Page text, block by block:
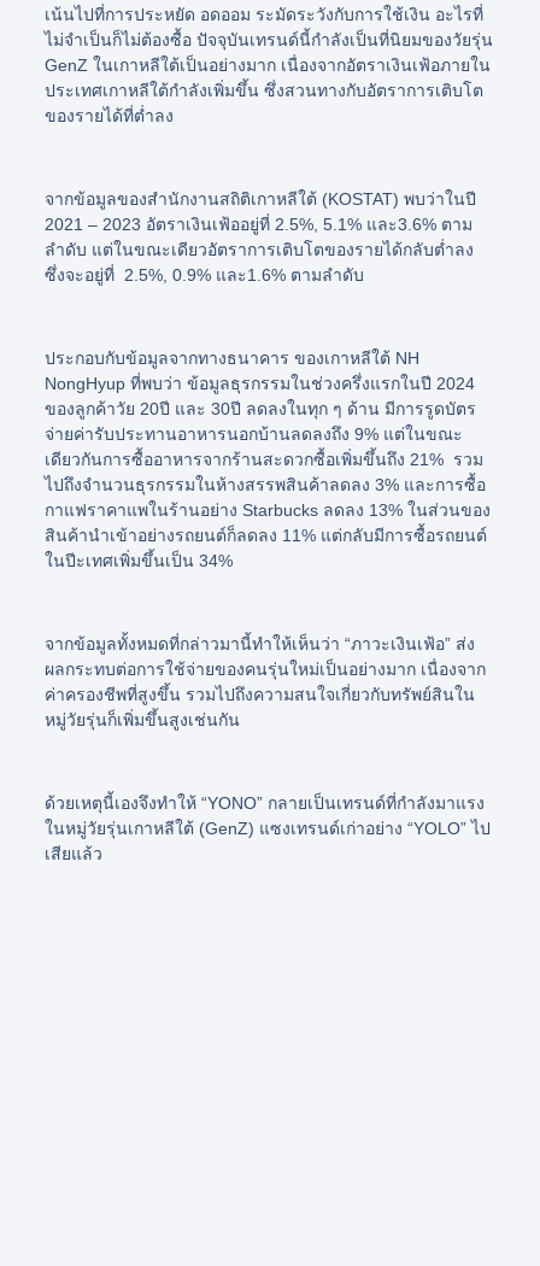
เน้นไปที่การประหยัด อดออม ระมัดระวังกับการใช้เงิน อะไรที่
ไม่จำเป็นก็ไม่ต้องซื้อ ปัจจุบันเทรนด์นี้กำลังเป็นที่นิยมของวัยรุ่น
GenZ ในเกาหลีใต้เป็นอย่างมาก เนื่องจากอัตราเงินเฟ้อภายใน
ประเทศเกาหลีใต้กำลังเพิ่มขึ้น ซึ่งสวนทางกับอัตราการเติบโต
ของรายได้ที่ต่ำลง
จากข้อมูลของสำนักงานสถิติเกาหลีใต้ (KOSTAT) พบว่าในปี
2021 – 2023 อัตราเงินเฟ้ออยู่ที่ 2.5%, 5.1% และ3.6% ตาม
ลำดับ แต่ในขณะเดียวอัตราการเติบโตของรายได้กลับต่ำลง
ซึ่งจะอยู่ที่ 2.5%, 0.9% และ1.6% ตามลำดับ
ประกอบกับข้อมูลจากทางธนาคาร ของเกาหลีใต้ NH
NongHyup ที่พบว่า ข้อมูลธุรกรรมในช่วงครึ่งแรกในปี 2024
ของลูกค้าวัย 20ปี และ 30ปี ลดลงในทุก ๆ ด้าน มีการรูดบัตร
จ่ายค่ารับประทานอาหารนอกบ้านลดลงถึง 9% แต่ในขณะ
เดียวกันการซื้ออาหารจากร้านสะดวกซื้อเพิ่มขึ้นถึง 21% รวม
ไปถึงจำนวนธุรกรรมในห้างสรรพสินค้าลดลง 3% และการซื้อ
กาแฟราคาแพในร้านอย่าง Starbucks ลดลง 13% ในส่วนของ
สินค้านำเข้าอย่างรถยนต์ก็ลดลง 11% แต่กลับมีการซื้อรถยนต์
ในปีะเทศเพิ่มขึ้นเป็น 34%
จากข้อมูลทั้งหมดที่กล่าวมานี้ทำให้เห็นว่า “ภาวะเงินเฟ้อ” ส่ง
ผลกระทบต่อการใช้จ่ายของคนรุ่นใหม่เป็นอย่างมาก เนื่องจาก
ค่าครองชีพที่สูงขึ้น รวมไปถึงความสนใจเกี่ยวกับทรัพย์สินใน
หมู่วัยรุ่นก็เพิ่มขึ้นสูงเช่นกัน
ด้วยเหตุนี้เองจึงทำให้ “YONO”กลายเป็นเทรนด์ที่กำลังมาแรง
ในหมู่วัยรุ่นเกาหลีใต้ (GenZ) แซงเทรนด์เก่าอย่าง “YOLO”ไป
เสียแล้ว